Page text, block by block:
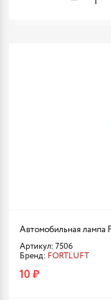
Автомобильная лампа
Артикул: 7506
Бренд: FORTLUFT
10 ₽